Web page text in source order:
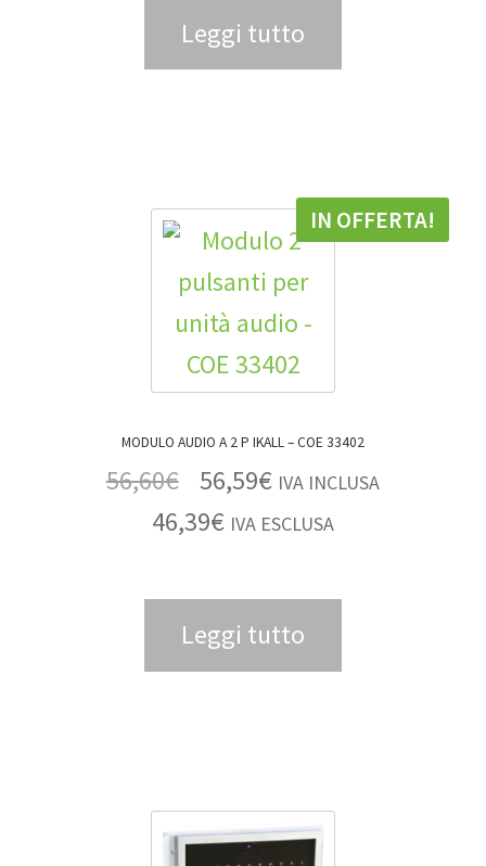
Leggi tutto
MODULO AUDIO A 2 P IKALL – COE 33402
IN OFFERTA!
56,60€ 56,59€ IVA INCLUSA
46,39€ IVA ESCLUSA
Leggi tutto